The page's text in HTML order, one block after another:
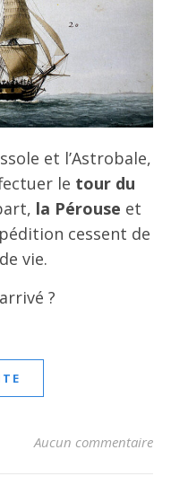
le tour du
la Pérouse et
cessent de
vie.
?
Aucun commentaire